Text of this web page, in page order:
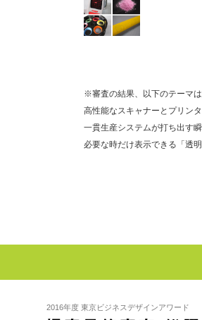
※審査の結果、以下のテーマ
高性能なスキャナーとプリン
一貫生産システムが打ち出す
必要な時だけ表示できる「透
2016年度 東京ビジネスデザインアワード